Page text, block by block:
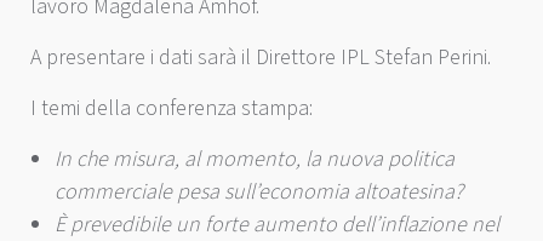
lavoro Magdalena Amhof.
A presentare i dati sarà il Direttore IPL Stefan Perini.
I temi della conferenza stampa:
In che misura, al momento, la nuova politica
commerciale pesa sull’economia altoatesina?
È prevedibile un forte aumento dell’inflazione nel